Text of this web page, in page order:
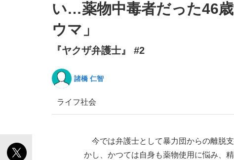
the Style
い…薬物中毒者だった46
ウマ」
『ヤクザ弁護士』 #2
諸橋 仁智
ライフ社会
今では弁護士として暴力団からの離脱
かし、かつては自身も薬物使用に悩み、